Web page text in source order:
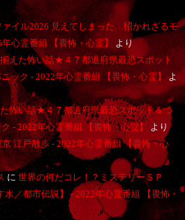
ァイル2026 見えてしまった…招かれざるモ
心霊番組 【畏怖・心霊】
より
えた怖い話★４７都道府県最恐スポット
ック - 2022年心霊番組 【畏怖・心霊】よ
怖い話★４７都道府県最恐スポット＆つ
- 2022年心霊番組 【畏怖・心霊】 より
京 江戸散歩 - 2022年心霊番組 【畏怖・心
に 世界の何だコレ！？ミステリーＳＰ
水／都市伝説】 - 2022年心霊番組 【畏怖・